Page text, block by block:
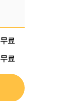
무료
무료